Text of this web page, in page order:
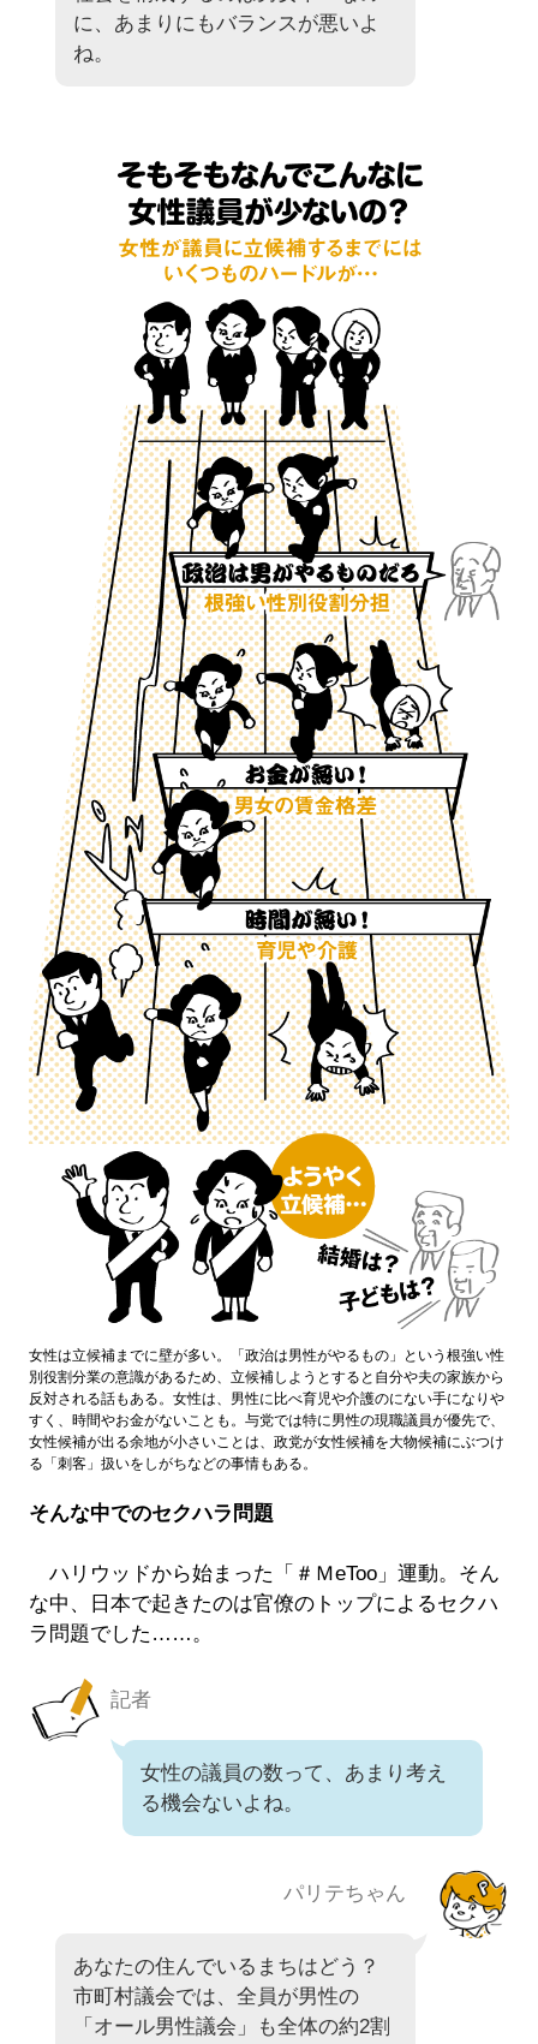
に、あまりにもバランスが悪いよ
ね。
女性は立候補までに壁が多い。「政治は男性がやるもの」という根強い性
別役割分業の意識があるため、立候補しようとすると自分や夫の家族から
反対される話もある。女性は、男性に比べ育児や介護のにない手になりや
すく、時間やお金がないことも。与党では特に男性の現職議員が優先で、
女性候補が出る余地が小さいことは、政党が女性候補を大物候補にぶつけ
る「刺客」扱いをしがちなどの事情もある。
そんな中でのセクハラ問題
ハリウッドから始まった「＃ＭeToo」運動。そん
な中、日本で起きたのは官僚のトップによるセクハ
ラ問題でした……。
記者
女性の議員の数って、あまり考え
る機会ないよね。
パリテちゃん
あなたの住んでいるまちはどう？
市町村議会では、全員が男性の
「オール男性議会」も全体の約2割